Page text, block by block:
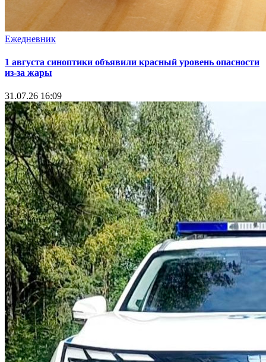
Ежедневник
1 августа синоптики объявили красный уровень опасности
из-за жары
31.07.26 16:09